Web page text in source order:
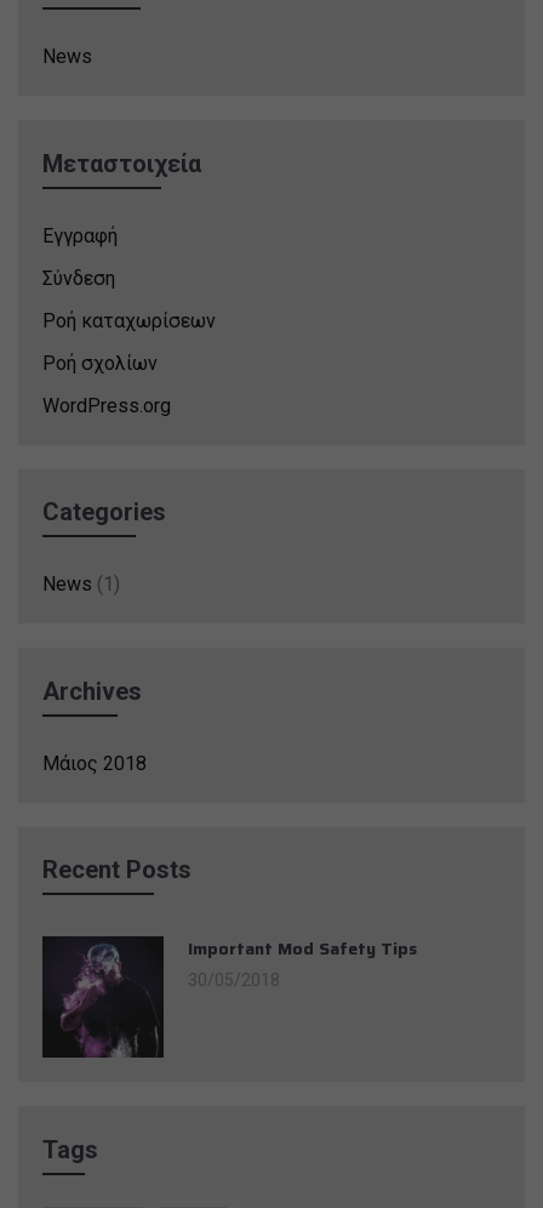
News
Μεταστοιχεία
Εγγραφή
Σύνδεση
Ροή καταχωρίσεων
Ροή σχολίων
WordPress.org
Categories
News (1)
Archives
Μάιος 2018
Recent Posts
Important Mod Safety Tips
30/05/2018
Tags